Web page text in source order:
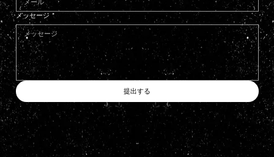
メッセージ *
提出する